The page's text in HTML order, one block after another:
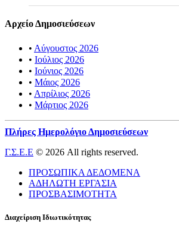
Αρχείο Δημοσιεύσεων
• Αύγουστος 2026
• Ιούλιος 2026
• Ιούνιος 2026
• Μάιος 2026
• Απρίλιος 2026
• Μάρτιος 2026
Πλήρες Ημερολόγιο Δημοσιεύσεων
Γ.Σ.Ε.Ε © 2026 All rights reserved.
ΠΡΟΣΩΠΙΚΑ ΔΕΔΟΜΕΝΑ
ΑΔΗΛΩΤΗ ΕΡΓΑΣΙΑ
ΠΡΟΣΒΑΣΙΜΟΤΗΤΑ
Διαχείριση Ιδιωτικότητας